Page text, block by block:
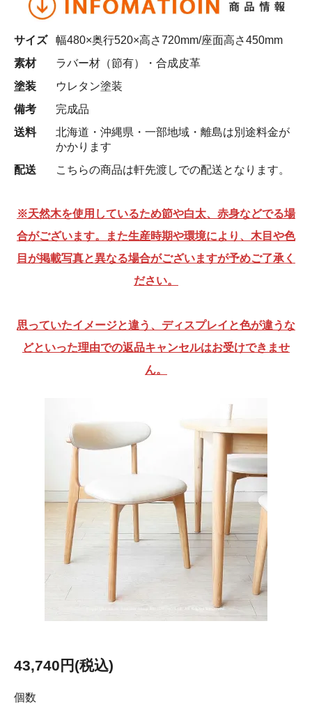
サイズ
幅480×奥行520×高さ720mm/座面高さ450mm
素材
ラバー材（節有）・合成皮革
塗装
ウレタン塗装
備考
完成品
送料
北海道・沖縄県・一部地域・離島は別途料金が
かかります
配送
こちらの商品は軒先渡しでの配送となります。
※天然木を使用しているため節や白太、赤身などでる場
合がございます。また生産時期や環境により、木目や色
目が掲載写真と異なる場合がございますが予めご了承く
ださい。
思っていたイメージと違う、ディスプレイと色が違うな
どといった理由での返品キャンセルはお受けできませ
ん。
43,740円(税込)
個数